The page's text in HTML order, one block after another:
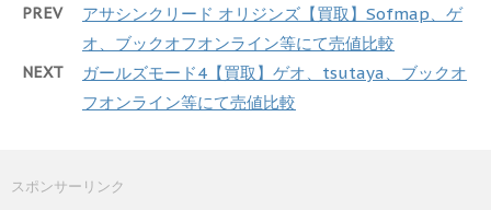
PREV
アサシンクリード オリジンズ【買取】Sofmap、ゲ
オ、ブックオフオンライン等にて売値比較
NEXT
ガールズモード4【買取】ゲオ、tsutaya、ブックオ
フオンライン等にて売値比較
スポンサーリンク